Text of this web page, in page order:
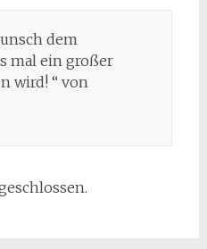
dem
mal ein großer
wird! “ von